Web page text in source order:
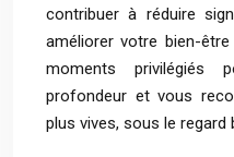
contribuer à réduire
améliorer votre bien-
moments privilégiés
profondeur et vous
plus vives, sous le regard